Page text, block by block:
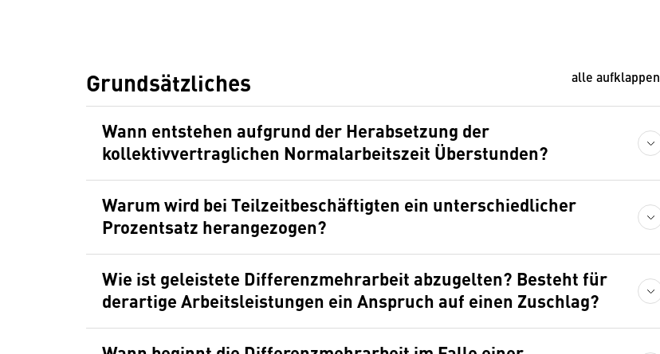
Grundsätzliches alle aufklappen
Wann entstehen aufgrund der Herabsetzung der
kollektivvertraglichen Normalarbeitszeit Überstunden?
Warum wird bei Teilzeitbeschäftigten ein unterschiedlicher
Prozentsatz herangezogen?
Wie ist geleistete Differenzmehrarbeit abzugelten? Besteht für
derartige Arbeitsleistungen ein Anspruch auf einen Zuschlag?